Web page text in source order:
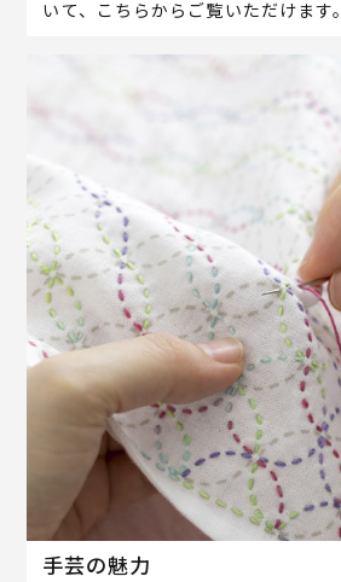
いて、こちらからご覧いただけます。
手芸の魅力